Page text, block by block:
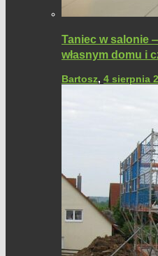
Taniec w salonie
własnym domu i
Bartosz, 4 sierpnia